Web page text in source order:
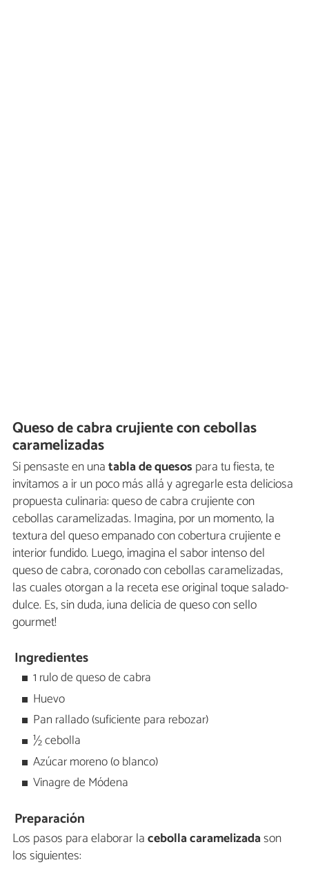
Queso de cabra crujiente con cebollas
caramelizadas
Si pensaste en unatabla de quesos para tu fiesta, te
invitamos a ir un poco más allá y agregarle esta deliciosa
propuesta culinaria: queso de cabra crujiente con
cebollas caramelizadas. Imagina, por un momento, la
textura del queso empanado con cobertura crujiente e
interior fundido. Luego, imagina el sabor intenso del
queso de cabra, coronado con cebollas caramelizadas,
las cuales otorgan a la receta ese original toque salado-
dulce. Es, sin duda, ¡una delicia de queso con sello
gourmet!
Ingredientes
1 rulo de queso de cabra
Huevo
Pan rallado (suficiente para rebozar)
½ cebolla
Azúcar moreno (o blanco)
Vinagre de Módena
Preparación
Los pasos para elaborar lacebolla caramelizadason
los siguientes: